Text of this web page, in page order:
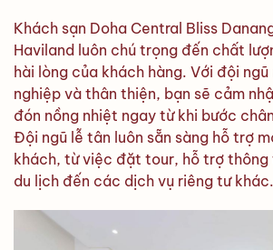
Khách sạn Doha Central Bliss
Haviland luôn chú trọng đến chất
hài lòng của khách hàng. Với đội ngũ
nghiệp và thân thiện, bạn sẽ cảm
đón nồng nhiệt ngay từ khi bước
Đội ngũ lễ tân luôn sẵn sàng hỗ trợ
khách, từ việc đặt tour, hỗ trợ
du lịch đến các dịch vụ riêng tư khác.